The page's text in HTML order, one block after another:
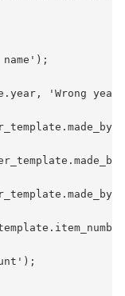
'Wrong